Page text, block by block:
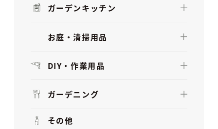
ガーデンキッチン
お庭・清掃用品
DIY・作業用品
ガーデニング
その他